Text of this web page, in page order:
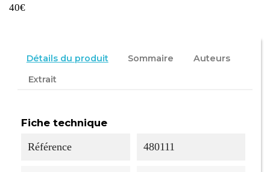
40€
Détails du produit Sommaire
Auteurs
Extrait
Fiche technique
Référence 480111